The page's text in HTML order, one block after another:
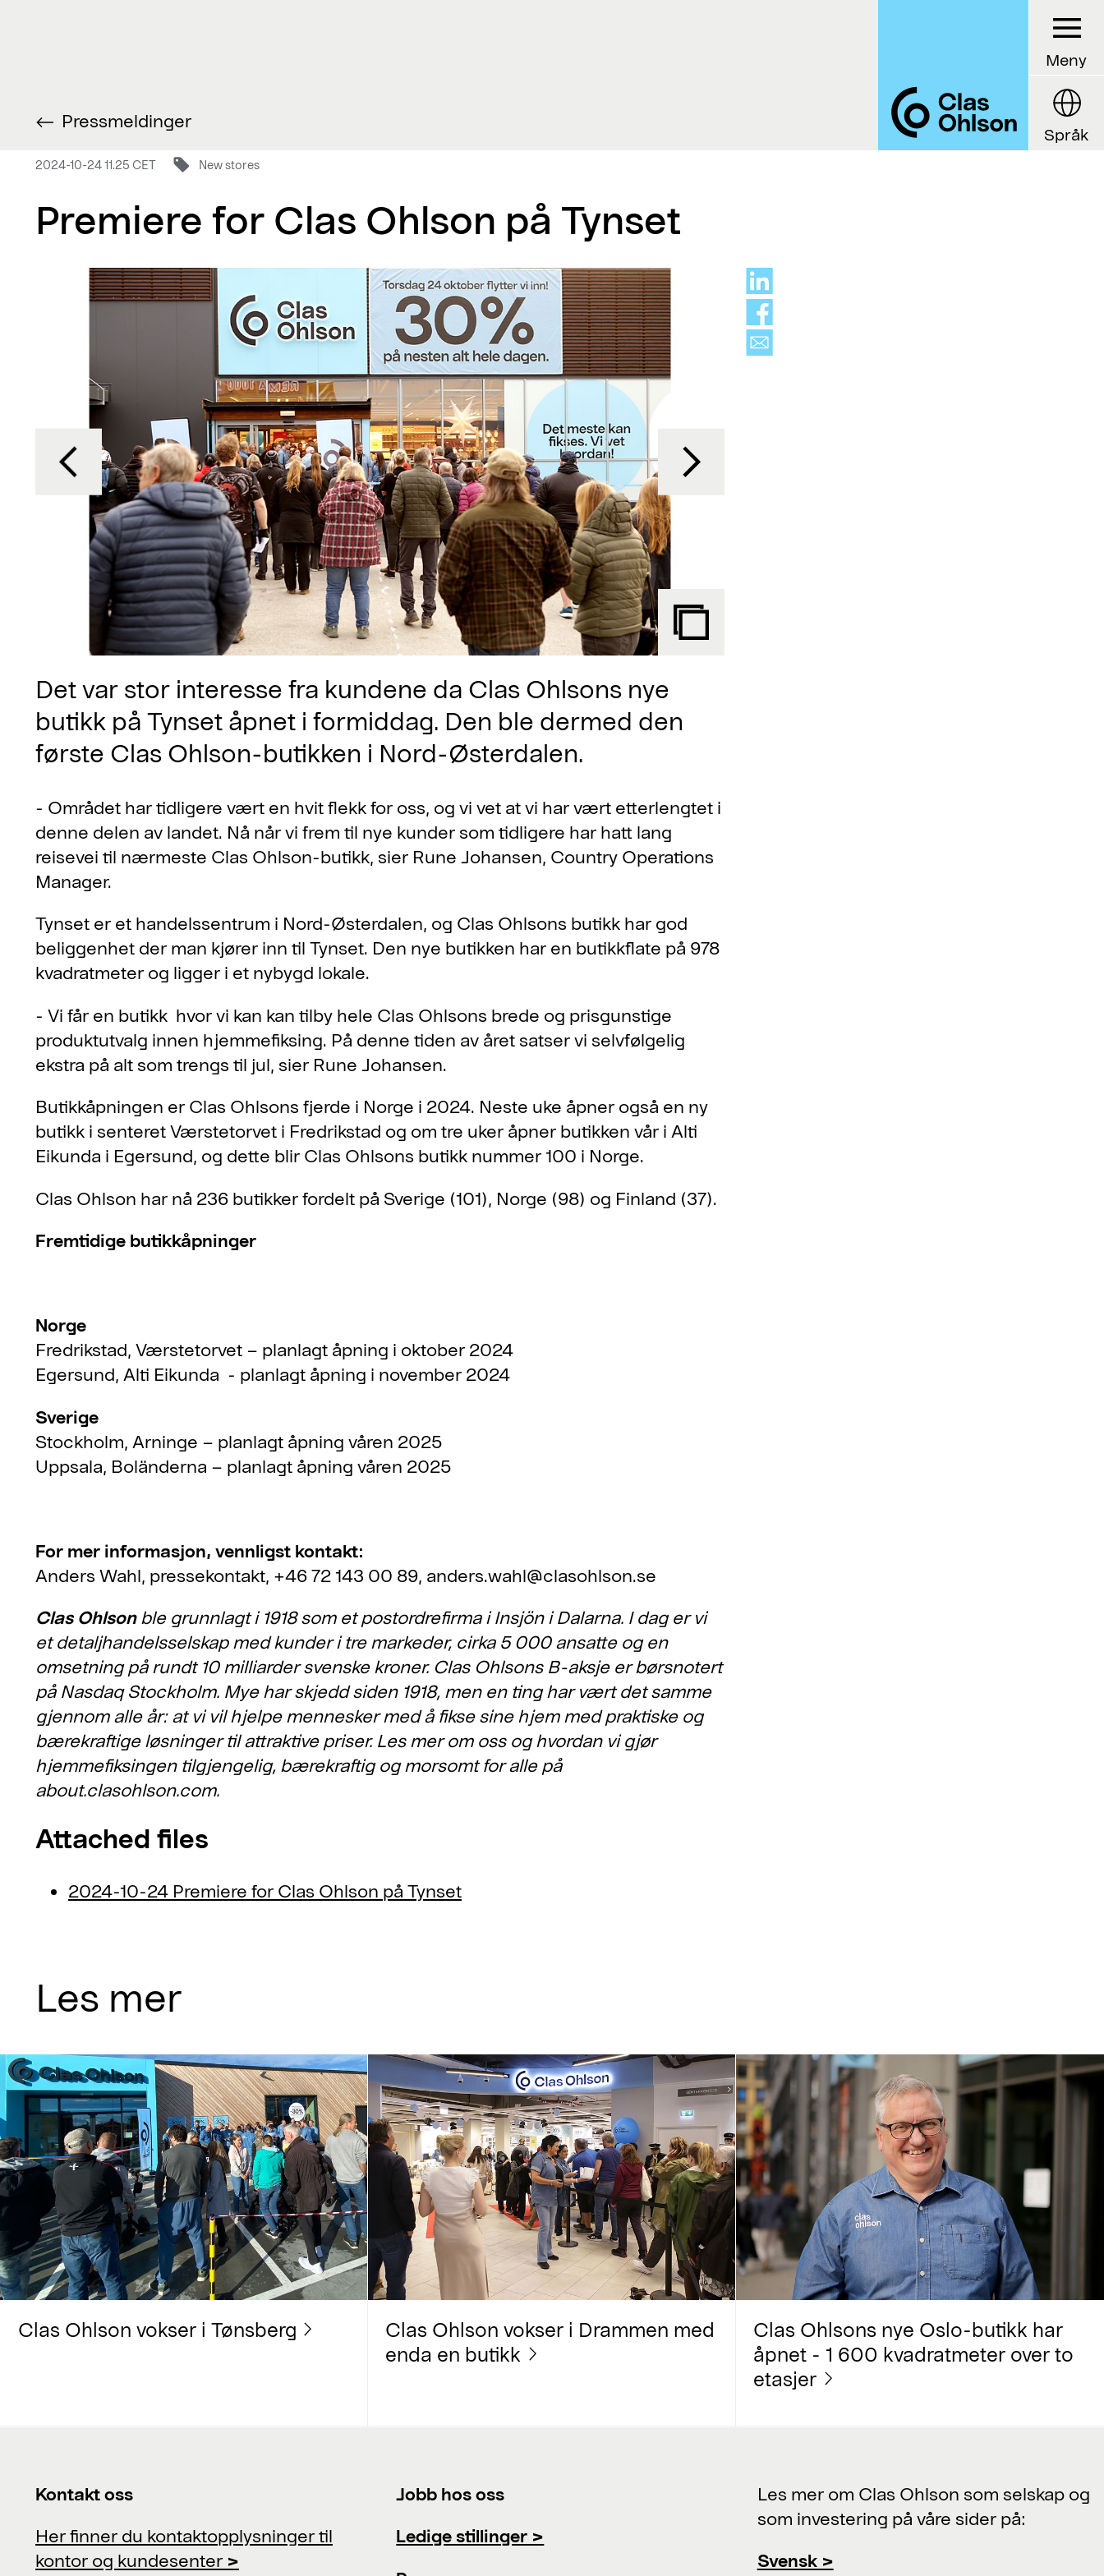
Pressmeldinger
2024-10-24 11.25 CET New stores
Premiere for Clas Ohlson på Tynset
Det var stor interesse fra kundene da Clas Ohlsons nye
butikk på Tynset åpnet i formiddag. Den ble dermed den
første Clas Ohlson-butikken i Nord-Østerdalen.
- Området har tidligere vært en hvit flekk for oss, og vi vet at vi har vært etterlengtet i
denne delen av landet. Nå når vi frem til nye kunder som tidligere har hatt lang
reisevei til nærmeste Clas Ohlson-butikk, sier Rune Johansen, Country Operations
Manager.
Tynset er et handelssentrum i Nord-Østerdalen, og Clas Ohlsons butikk har god
beliggenhet der man kjører inn til Tynset. Den nye butikken har en butikkflate på 978
kvadratmeter og ligger i et nybygd lokale.
- Vi får en butikk hvor vi kan kan tilby hele Clas Ohlsons brede og prisgunstige
produktutvalg innen hjemmefiksing. På denne tiden av året satser vi selvfølgelig
ekstra på alt som trengs til jul, sier Rune Johansen.
Butikkåpningen er Clas Ohlsons fjerde i Norge i 2024. Neste uke åpner også en ny
butikk i senteret Værstetorvet i Fredrikstad og om tre uker åpner butikken vår i Alti
Eikunda i Egersund, og dette blir Clas Ohlsons butikk nummer 100 i Norge.
Clas Ohlson har nå 236 butikker fordelt på Sverige (101), Norge (98) og Finland (37).
Fremtidige butikkåpninger
Norge
Fredrikstad, Værstetorvet – planlagt åpning i oktober 2024
Egersund, Alti Eikunda - planlagt åpning i november 2024
Sverige
Stockholm, Arninge – planlagt åpning våren 2025
Uppsala, Boländerna – planlagt åpning våren 2025
For mer informasjon, vennligst kontakt:
Anders Wahl, pressekontakt, +46 72 143 00 89, anders.wahl@clasohlson.se
Clas Ohlson ble grunnlagt i 1918 som et postordrefirma i Insjön i Dalarna. I dag er vi
et detaljhandelsselskap med kunder i tre markeder, cirka 5 000 ansatte og en
omsetning på rundt 10 milliarder svenske kroner. Clas Ohlsons B-aksje er børsnotert
på Nasdaq Stockholm. Mye har skjedd siden 1918, men en ting har vært det samme
gjennom alle år: at vi vil hjelpe mennesker med å fikse sine hjem med praktiske og
bærekraftige løsninger til attraktive priser. Les mer om oss og hvordan vi gjør
hjemmefiksingen tilgjengelig, bærekraftig og morsomt for alle på
about.clasohlson.com.
Attached files
2024-10-24 Premiere for Clas Ohlson på Tynset
Les mer
Clas Ohlson vokser i Tønsberg
Clas Ohlson vokser i Drammen med
enda en butikk
Clas Ohlsons nye Oslo-butikk har
åpnet - 1 600 kvadratmeter over to
etasjer
Meny
Språk
Kontakt oss
Her finner du kontaktopplysninger til
kontor og kundesenter >
Jobb hos oss
Ledige stillinger >
Les mer om Clas Ohlson som selskap og
som investering på våre sider på:
Svensk >